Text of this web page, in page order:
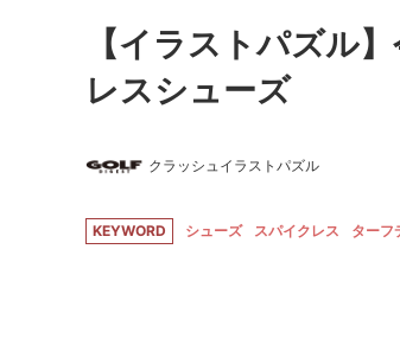
【イラストパズル
レスシューズ
クラッシュイラストパズル
KEYWORD シューズ スパイクレス ターフ